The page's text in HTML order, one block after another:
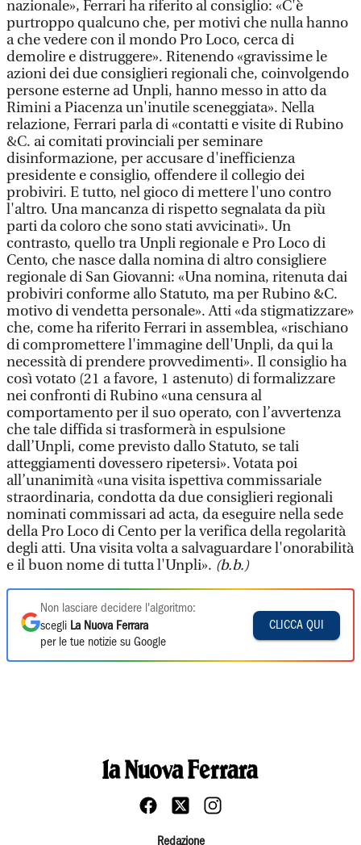
nazionale», Ferrari ha riferito al consiglio: «C'è
purtroppo qualcuno che, per motivi che nulla hanno
a che vedere con il mondo Pro Loco, cerca di
demolire e distruggere». Ritenendo «gravissime le
azioni dei due consiglieri regionali che, coinvolgendo
persone esterne ad Unpli, hanno messo in atto da
Rimini a Piacenza un'inutile sceneggiata». Nella
relazione, Ferrari parla di «contatti e visite di Rubino
&C. ai comitati provinciali per seminare
disinformazione, per accusare d'inefficienza
presidente e consiglio, offendere il collegio dei
probiviri. E tutto, nel gioco di mettere l'uno contro
l'altro. Una mancanza di rispetto segnalata da più
parti da coloro che sono stati avvicinati». Un
contrasto, quello tra Unpli regionale e Pro Loco di
Cento, che nasce dalla nomina di altro consigliere
regionale di San Giovanni: «Una nomina, ritenuta dai
probiviri conforme allo Statuto, ma per Rubino &C.
motivo di vendetta personale». Atti «da stigmatizzare»
che, come ha riferito Ferrari in assemblea, «rischiano
di compromettere l'immagine dell'Unpli, da qui la
necessità di prendere provvedimenti». Il consiglio ha
così votato (21 a favore, 1 astenuto) di formalizzare
nei confronti di Rubino «una censura al
comportamento per il suo operato, con l’avvertenza
che tale diffida si trasformerà in espulsione
dall’Unpli, come previsto dallo Statuto, se tali
atteggiamenti dovessero ripetersi». Votata poi
all’unanimità «una visita ispettiva commissariale
straordinaria, condotta da due consiglieri regionali
nominati commissari ad acta, da eseguire nella sede
della Pro Loco di Cento per la verifica della regolarità
degli atti. Una visita volta a salvaguardare l'onorabilità
e il buon nome di tutta l'Unpli». (b.b.)
Non lasciare decidere l'algoritmo:
scegli La Nuova Ferrara
per le tue notizie su Google
CLICCA QUI
Redazione